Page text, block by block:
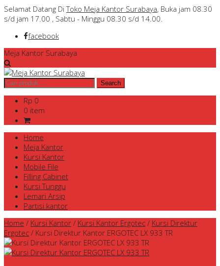
Selamat Datang DiToko Meja Kantor Surabaya, Buka jam 08.30
s/d jam 17.00 , Sabtu - Minggu 08.30 s/d 14.00.
facebook
Meja Kantor Surabaya
Rp 0
0 item
Home
Meja Kantor
Kursi Kantor
Mobile File
Filling Cabinet
Kursi Tunggu
Lemari Arsip
Partisi kantor
Home / Kursi Kantor / Kursi Kantor Ergotec / Kursi Direktur
Ergotec / Kursi Direktur Kantor ERGOTEC LX 933 TR